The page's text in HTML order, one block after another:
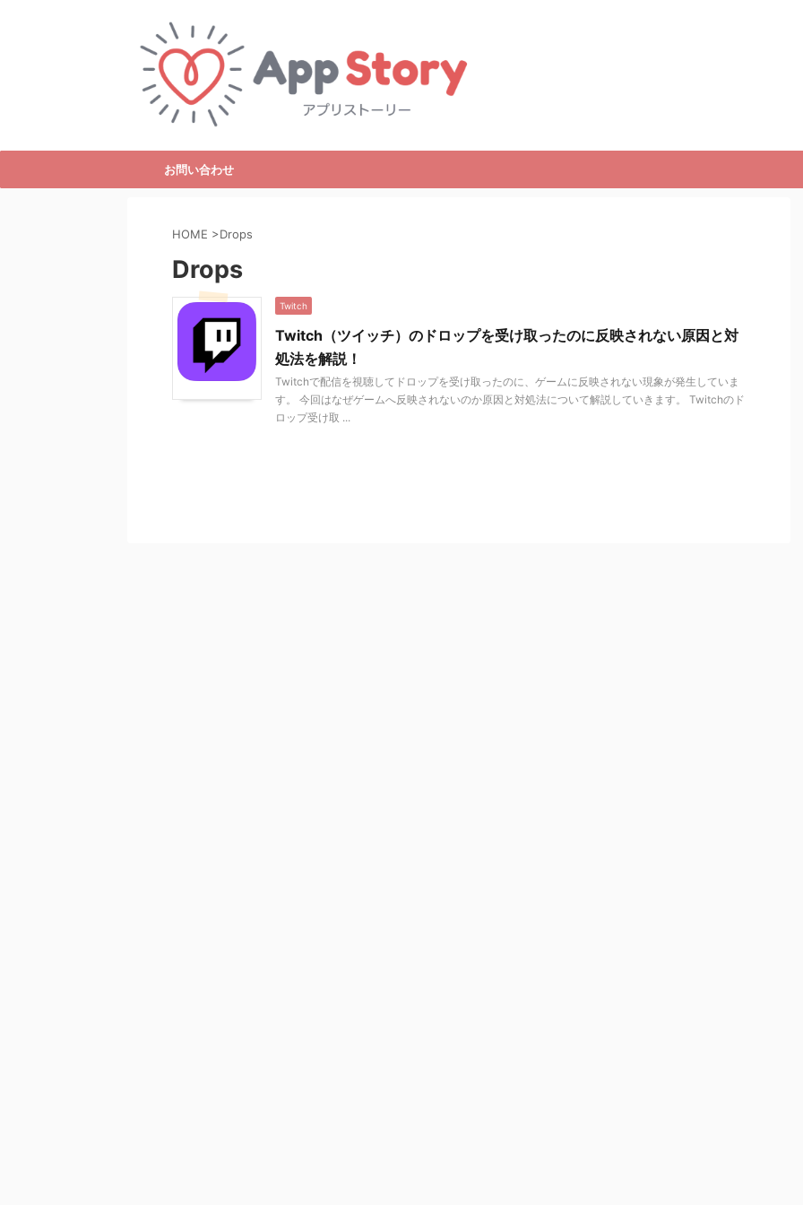
お問い合わせ
HOME >Drops
Drops
Twitch
Twitch（ツイッチ）のドロップを受け取ったのに反映されない原因と対
処法を解説！
Twitchで配信を視聴してドロップを受け取ったのに、ゲームに反映されない現象が発生していま
す。 今回はなぜゲームへ反映されないのか原因と対処法について解説していきます。 Twitchのド
ロップ受け取 ...